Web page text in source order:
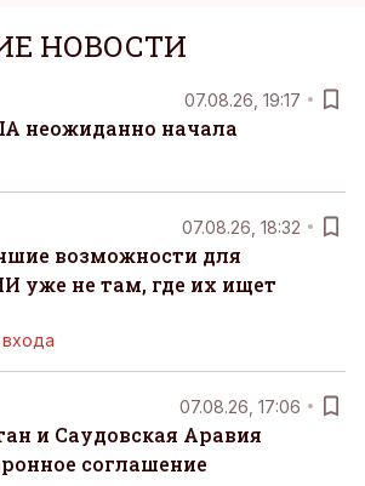
НОВОСТИ
07.08.26, 19:17
неожиданно начала
07.08.26, 18:32
возможности для
уже не там, где их ищет
07.08.26, 17:06
и Саудовская Аравия
соглашение